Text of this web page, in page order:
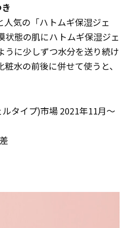
気の「ハトムギ保湿ジェ
状態の肌にハトムギ保湿ジェ
うに少しずつ水分を送り続け
水の前後に併せて使うと、
タイプ)市場 2021年11月～